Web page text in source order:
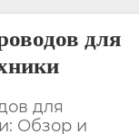
для
для
Обзор и